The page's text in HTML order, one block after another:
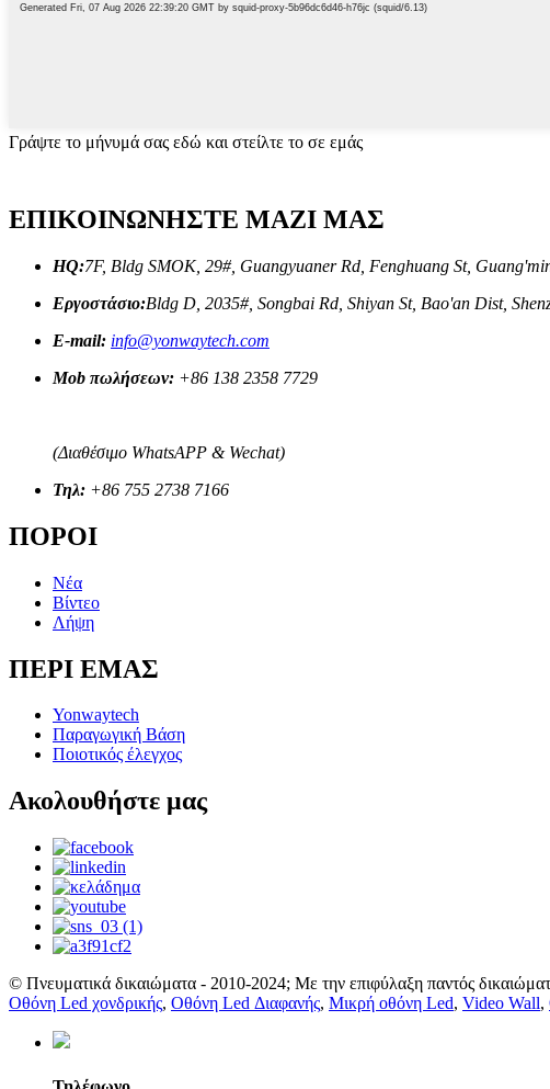
Γράψτε το μήνυμά σας εδώ και στείλτε το σε εμάς
ΕΠΙΚΟΙΝΩΝΗΣΤΕ ΜΑΖΙ ΜΑΣ
HQ:7F, Bldg SMOK, 29#, Guangyuaner Rd, Fenghuang St,
Εργοστάσιο:Bldg D, 2035#, Songbai Rd, Shiyan St, Bao'an Dist,
E-mail: info@yonwaytech.com
Mob πωλήσεων: +86 138 2358 7729
(Διαθέσιμο WhatsAPP & Wechat)
Τηλ: +86 755 2738 7166
ΠΟΡΟΙ
Νέα
Βίντεο
Λήψη
ΠΕΡΙ ΕΜΑΣ
Yonwaytech
Παραγωγική Βάση
Ποιοτικός έλεγχος
Ακολουθήστε μας
© Πνευματικά δικαιώματα - 2010-2024; Με την επιφύλαξη παντός
Οθόνη Led χονδρικής, Οθόνη Led Διαφανής, Μικρή οθόνη Led, Video Wall,